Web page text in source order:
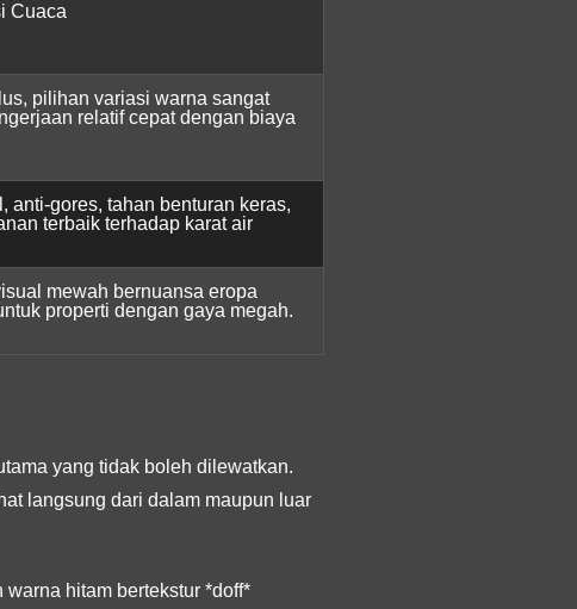
Cuaca
pilihan variasi warna sangat
relatif cepat dengan biaya
anti-gores, tahan benturan keras,
terbaik terhadap karat air
mewah bernuansa eropa
properti dengan gaya megah.
yang tidak boleh dilewatkan.
langsung dari dalam maupun luar
hitam bertekstur *doff*